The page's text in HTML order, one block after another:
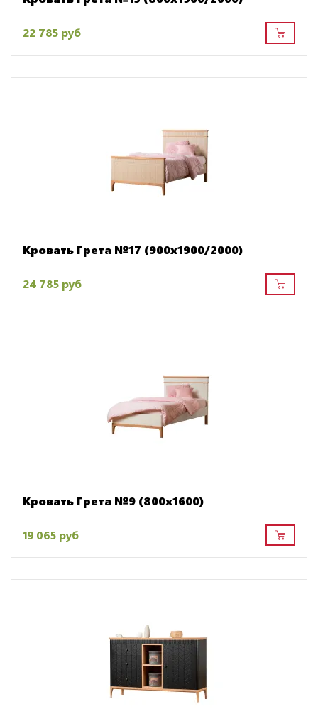
22 785 руб
Кровать Грета №17 (900х1900/2000)
24 785 руб
Кровать Грета №9 (800х1600)
19 065 руб